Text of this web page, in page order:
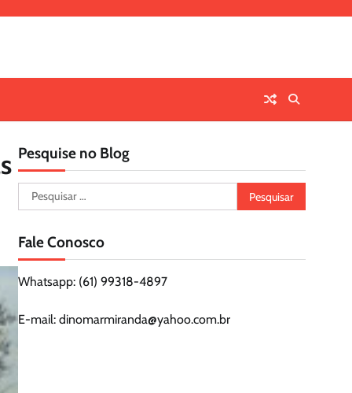
Pesquise no Blog
Pesquisar
por:
Fale Conosco
Whatsapp: (61) 99318-4897
E-mail: dinomarmiranda@yahoo.com.br